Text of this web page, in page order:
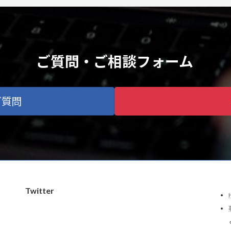
ご質問・ご相談フォーム
問
Twitter